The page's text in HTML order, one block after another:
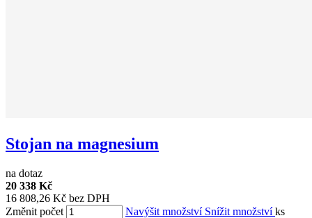
Stojan na magnesium
na dotaz
20 338 Kč
16 808,26 Kč bez DPH
Změnit počet
Navýšit množství Snížit množstvíks